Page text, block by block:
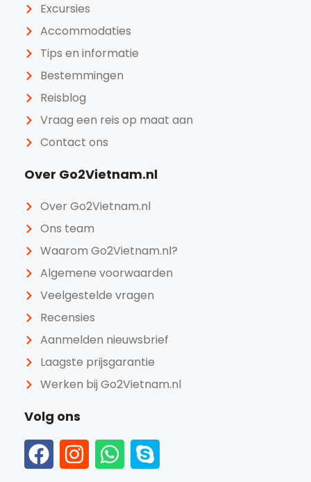
Excursies
Accommodaties
Tips en informatie
Bestemmingen
Reisblog
Vraag een reis op maat aan
Contact ons
Over Go2Vietnam.nl
Over Go2Vietnam.nl
Ons team
Waarom Go2Vietnam.nl?
Algemene voorwaarden
Veelgestelde vragen
Recensies
Aanmelden nieuwsbrief
Laagste prijsgarantie
Werken bij Go2Vietnam.nl
Volg ons